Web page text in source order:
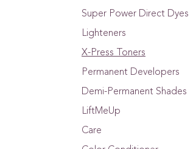
Super Power Direct Dyes
Lighteners
X-Press Toners
Permanent Developers
Demi-Permanent Shades
LiftMeUp
Care